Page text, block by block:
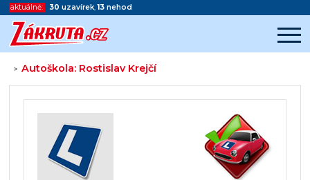
aktuálně: 30 uzavírek,13 nehod
>Autoškola: Rostislav Krejčí
Začátek reklamy
Konec reklamy